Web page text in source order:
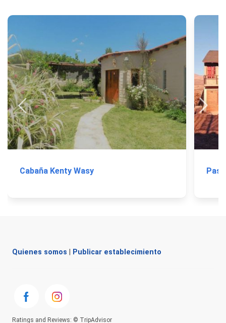
Cabaña Kenty Wasy
Quienes somos Publicar establecimiento
Ratings and Reviews: © TripAdvisor